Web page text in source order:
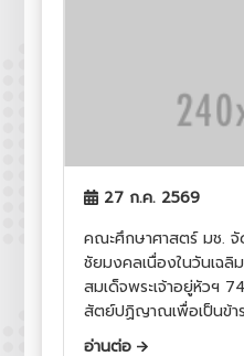
27 ก.ค. 2569
คณะศึกษาศาสตร์ มช.
ชัยมงคลเนื่องในวันเฉลิ
สมเด็จพระเจ้าอยู่หัวฯ
สัตย์ปฏิญาณเพื่อเป็นข้า
แผ่นดิน
อ่านต่อ